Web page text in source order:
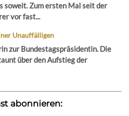
soweit. Zum ersten Mal seit der
vor fast...
Unauffälligen
zur Bundestagspräsidentin. Die
über den Aufstieg der
abonnieren: